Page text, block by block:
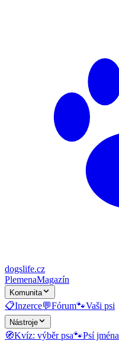
dogslife.cz
PlemenaMagazín
Komunita
📋Inzerce💬Fórum🐾Vaši psi
Nástroje
🧭Kvíz: výběr psa🐾Psí jména